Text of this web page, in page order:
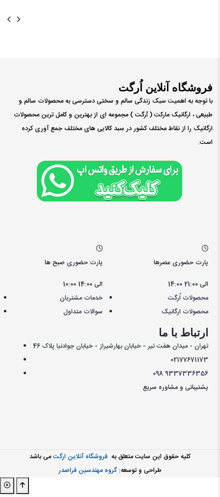
فروشگاه آنلاین اُرگت
با توجه به اهمیت سبک زندگی سالم و سختی دسترسی به محصولات سالم و
طبیعی ، ارگانیک مارکت ( ٱرگت ) مجموعه ای از بهترین و کامل ترین محصولات
ارگانیک را از نقاط مختلف کشور در سبد کالایی های مختلف جمع آوری کرده
است.
پارت حضوری صبح ها
10:00 الی 14:00
پارت حضوری عصرها
14:00 الی 21:00
خدمات مشتریان
سوالات متداول
محصولات اُرگت
محصولات ارگانیک
ارتباط با ما
تهران - میدان هفت تیر - خیابان بهارشیراز - خیابان جوادنیا پلاک 46
02177671173
0989337336356
پشتیبانی و مشاوره سریع
کليه حقوق اين سايت متعلق به فروشگاه آنلاین ارگتمی باشد
طراحی و توسعه: گروه مهندسین فراصدر